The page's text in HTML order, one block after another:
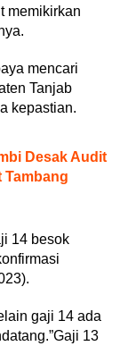
memikirkan
mencari
Tanjab
kepastian.
Desak Audit
Tambang
14 besok
gaji 14 ada
13